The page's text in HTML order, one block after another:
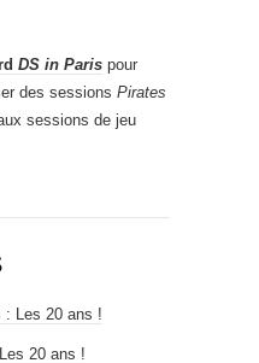
DS in Paris pour
des sessions Pirates
sessions de jeu
: Les 20 ans !
20 ans !